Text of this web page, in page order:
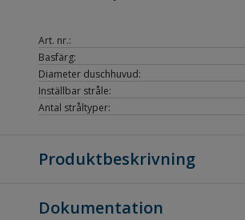
Art. nr.:
Basfärg:
Diameter duschhuvud:
Inställbar stråle:
Antal stråltyper:
Produktbeskrivning
Dokumentation